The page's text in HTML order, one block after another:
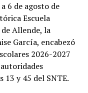
por cada ejido
preparatoria o
de edad.
17 de agosto.
6 de agosto de
Escuela
Allende, la
García, encabezó
2026-2027
13 y 45 del SNTE.